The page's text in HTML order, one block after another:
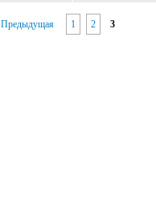
Предыдущая 1 2 3